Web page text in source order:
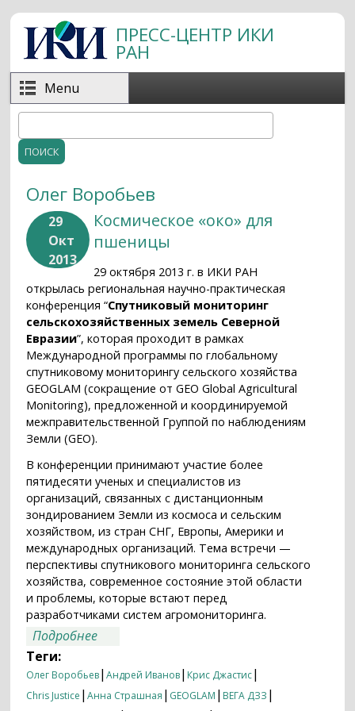
Перейти к основному содержанию
ПРЕСС-ЦЕНТР ИКИ
РАН
Menu
Форма поиска
Олег Воробьев
29
Окт
2013
Космическое «око» для
пшеницы
29 октября 2013 г. в ИКИ РАН
открылась региональная научно-практическая
конференция “Спутниковый мониторинг
сельскохозяйственных земель Северной
Евразии”, которая проходит в рамках
Международной программы по глобальному
спутниковому мониторингу сельского хозяйства
GEOGLAM (сокращение от GEO Global Agricultural
Monitoring), предложенной и координируемой
межправительственной Группой по наблюдениям
Земли (GEO).
В конференции принимают участие более
пятидесяти ученых и специалистов из
организаций, связанных с дистанционным
зондированием Земли из космоса и сельским
хозяйством, из стран СНГ, Европы, Америки и
международных организаций. Тема встречи —
перспективы спутникового мониторинга сельского
хозяйства, современное состояние этой области
и проблемы, которые встают перед
разработчиками систем агромониторинга.
Подробнее
Теги:
Олег Воробьев|Андрей Иванов| Крис Джастис|
Chris Justice |Анна Страшная | GEOGLAM | ВЕГА ДЗЗ |